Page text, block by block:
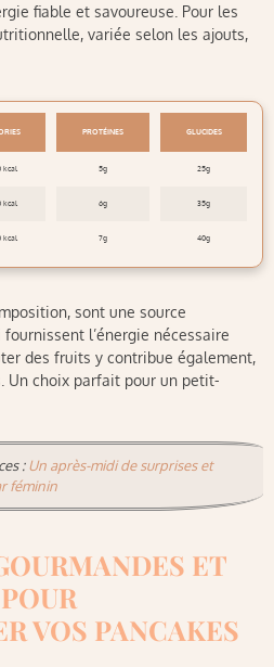
fiable et savoureuse. Pour les
variée selon les ajouts,
PROTÉINES GLUCIDES
kcal 5g 25g
kcal 6g 35g
kcal 7g 40g
sont une source
l’énergie nécessaire
des fruits y contribue également,
Un choix parfait pour un petit-
:Un après-midi de surprises et
féminin
ET
VOS PANCAKES